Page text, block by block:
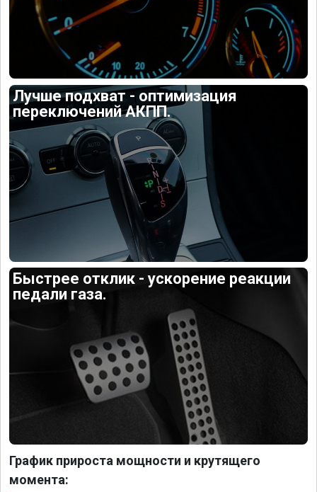
Лучше подхват - оптимизация
переключений АКПП.
Быстрее отклик - ускорение реакции
педали газа.
График прироста мощности и крутящего
момента: